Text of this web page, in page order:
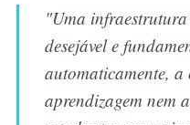
"Uma
desejável e
automaticamente, a
aprendizagem nem